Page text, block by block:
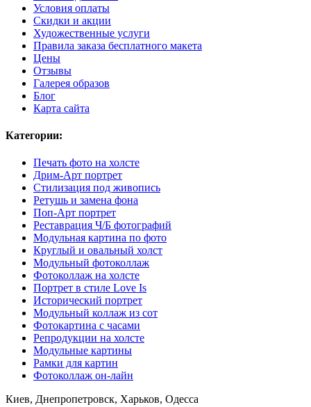
Условия оплаты
Скидки и акции
Художественные услуги
Правила заказа бесплатного макета
Цены
Отзывы
Галерея образов
Блог
Карта сайта
Категории:
Печать фото на холсте
Дрим-Арт портрет
Стилизация под живопись
Ретушь и замена фона
Поп-Арт портрет
Реставрация Ч/Б фотографий
Модульная картина по фото
Круглый и овальный холст
Модульный фотоколлаж
Фотоколлаж на холсте
Портрет в стиле Love Is
Исторический портрет
Модульный коллаж из сот
Фотокартина с часами
Репродукции на холсте
Модульные картины
Рамки для картин
Фотоколлаж он-лайн
Киев, Днепропетровск, Харьков, Одесса